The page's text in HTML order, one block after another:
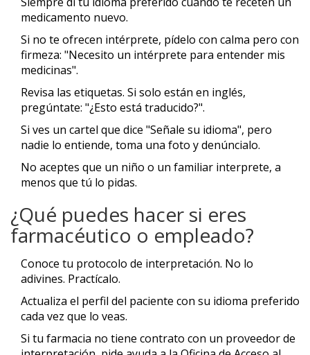
medicamento nuevo.
Si no te ofrecen intérprete, pídelo con calma pero con
firmeza: "Necesito un intérprete para entender mis
medicinas".
Revisa las etiquetas. Si solo están en inglés,
pregúntate: "¿Esto está traducido?".
Si ves un cartel que dice "Señale su idioma", pero
nadie lo entiende, toma una foto y denúncialo.
No aceptes que un niño o un familiar interprete, a
menos que tú lo pidas.
¿Qué puedes hacer si eres
farmacéutico o empleado?
Conoce tu protocolo de interpretación. No lo
adivines. Practícalo.
Actualiza el perfil del paciente con su idioma preferido
cada vez que lo veas.
Si tu farmacia no tiene contrato con un proveedor de